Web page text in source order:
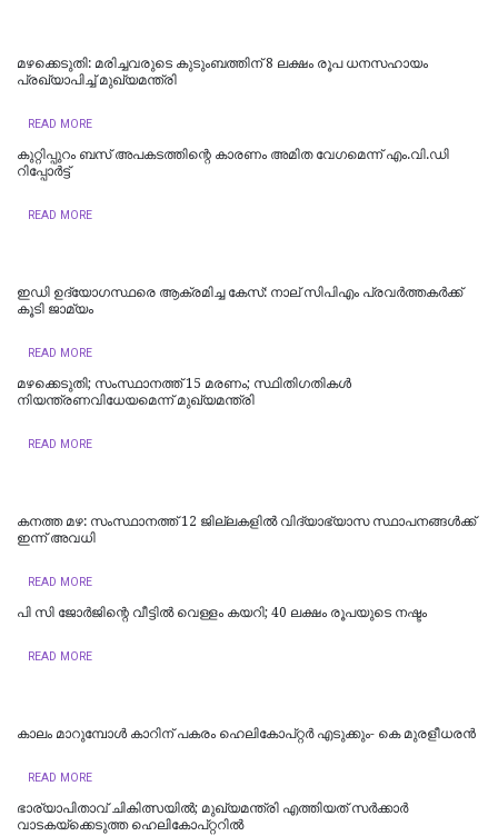
മഴക്കെടുതി: മരിച്ചവരുടെ കുടുംബത്തിന് 8 ലക്ഷം രൂപ ധനസഹായം
പ്രഖ്യാപിച്ച് മുഖ്യമന്ത്രി
READ MORE
കുറ്റിപ്പുറം ബസ് അപകടത്തിന്റെ കാരണം അമിത വേഗമെന്ന് എം.വി.ഡി
റിപ്പോര്‍ട്ട്
READ MORE
ഇഡി ഉദ്യോഗസ്ഥരെ ആക്രമിച്ച കേസ്: നാല് സിപിഎം പ്രവർത്തകർക്ക്
കൂടി ജാമ്യം
READ MORE
മഴക്കെടുതി; സംസ്ഥാനത്ത് 15 മരണം; സ്ഥിതിഗതികൾ
നിയന്ത്രണവിധേയമെന്ന് മുഖ്യമന്ത്രി
READ MORE
കനത്ത മഴ: സംസ്ഥാനത്ത് 12 ജില്ലകളില്‍ വിദ്യാഭ്യാസ സ്ഥാപനങ്ങള്‍ക്ക്
ഇന്ന് അവധി
READ MORE
പി സി ജോര്‍ജിന്റെ വീട്ടില്‍ വെള്ളം കയറി; 40 ലക്ഷം രൂപയുടെ നഷ്ടം
READ MORE
കാലം മാറുമ്പോൾ കാറിന് പകരം ഹെലികോപ്റ്റർ എടുക്കും- കെ മുരളീധരന്‍
READ MORE
ഭാര്യാപിതാവ് ചികിത്സയിൽ; മുഖ്യമന്ത്രി എത്തിയത് സര്‍ക്കാര്‍
വാടകയ്‌ക്കെടുത്ത ഹെലികോപ്റ്ററില്‍